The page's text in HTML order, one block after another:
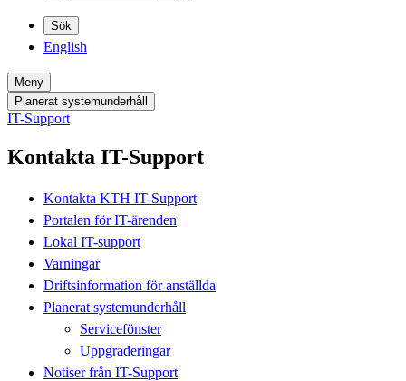
Sök
English
Meny
Planerat systemunderhåll
IT-Support
Kontakta IT-Support
Kontakta KTH IT-Support
Portalen för IT-ärenden
Lokal IT-support
Varningar
Driftsinformation för anställda
Planerat systemunderhåll
Servicefönster
Uppgraderingar
Notiser från IT-Support